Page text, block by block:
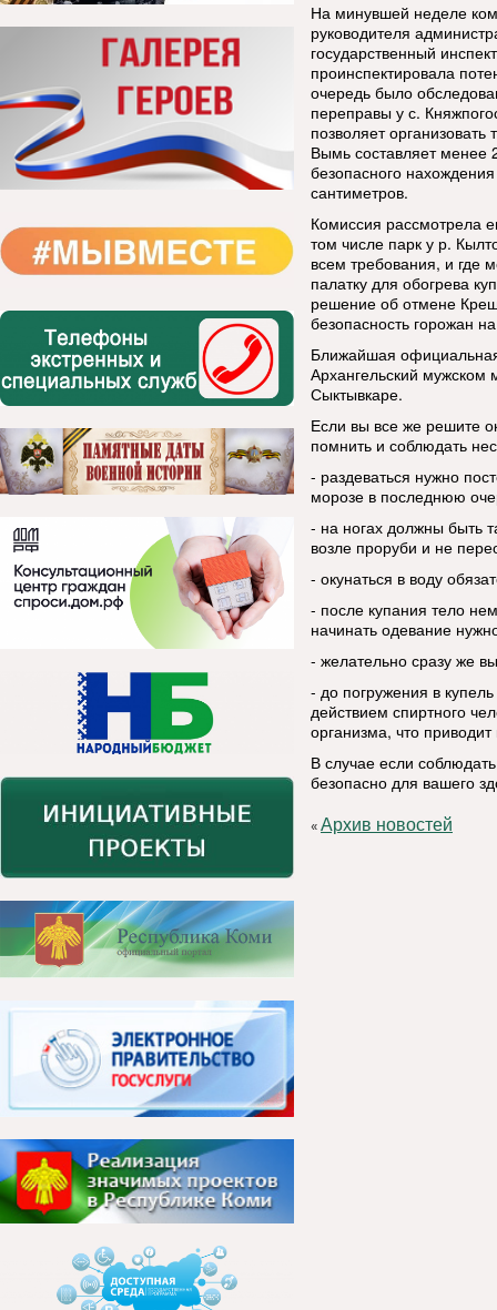
На минувшей неделе
руководителя
государственный
проинспектировала
очередь было
переправы у с.
позволяет
Вымь составляет
безопасного
сантиметров.
Комиссия рассмотрела
том числе парк у р.
всем требования, и где
палатку для обогрева
решение об отмене
безопасность горожан
Ближайшая
Архангельский мужском
Сыктывкаре.
Если вы все же решите
помнить и соблюдать
- раздеваться нужно
морозе в последнюю
- на ногах должны быть
возле проруби и не
- окунаться в воду
- после купания тело
начинать одевание
- желательно сразу же
- до погружения в
действием спиртного
организма, что
В случае если
безопасно для вашего
«Архив новостей